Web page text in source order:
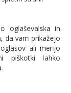
oglaševalska in
da vam prikažejo
ali merijo
piškotki lahko